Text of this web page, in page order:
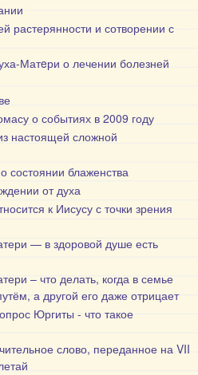
растерянности и сотворении с
Матeри о лечении болезней
о событиях в 2009 году
настоящей сложной
состоянии блаженства
от духа
к Иисусу с точки зрения
— в здоровой душе есть
– что делать, когда в семье
а другой его даже отрицает
Юргиты - что такое
слово, переданное на VII